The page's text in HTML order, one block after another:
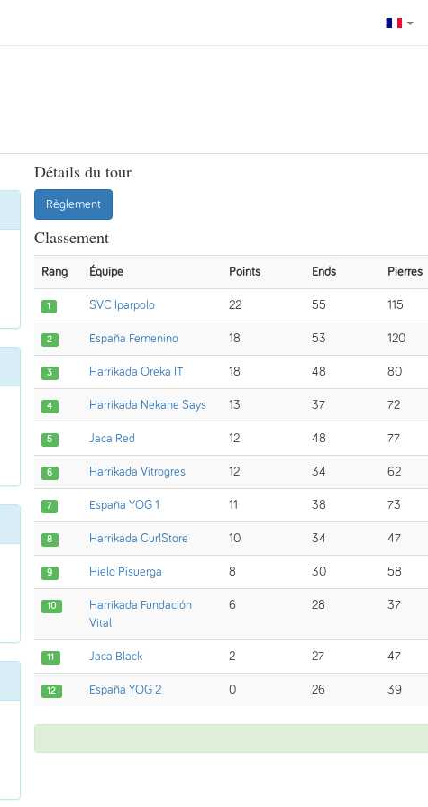
Détails du tour
Règlement
Classement
Rang Équipe Points Ends Pierres
1 SVC Iparpolo 22 55 115
2 España Femenino 18 53 120
3 Harrikada Oreka IT 18 48 80
4 Harrikada Nekane Says 13 37 72
5 Jaca Red 12 48 77
6 Harrikada Vitrogres 12 34 62
7 España YOG 1 11 38 73
8 Harrikada CurlStore 10 34 47
9 Hielo Pisuerga 8 30 58
10
Harrikada Fundación
Vital
6 28 37
11 Jaca Black 2 27 47
12 España YOG 2 0 26 39